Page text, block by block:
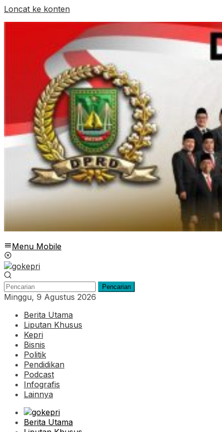
Loncat ke konten
Menu Mobile
Pencarian
Minggu, 9 Agustus 2026
Berita Utama
Liputan Khusus
Kepri
Bisnis
Politik
Pendidikan
Podcast
Infografis
Lainnya
Berita Utama